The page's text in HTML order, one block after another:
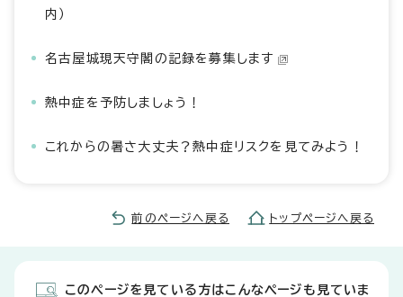
内）
名古屋城現天守閣の記録を募集します
熱中症を予防しましょう！
これからの暑さ大丈夫？熱中症リスクを見てみよう！
前のページへ戻る トップページへ戻る
このページを見ている方はこんなページも見ていま